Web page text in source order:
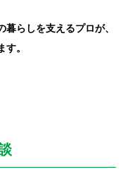
らしを支えるプロが、
。